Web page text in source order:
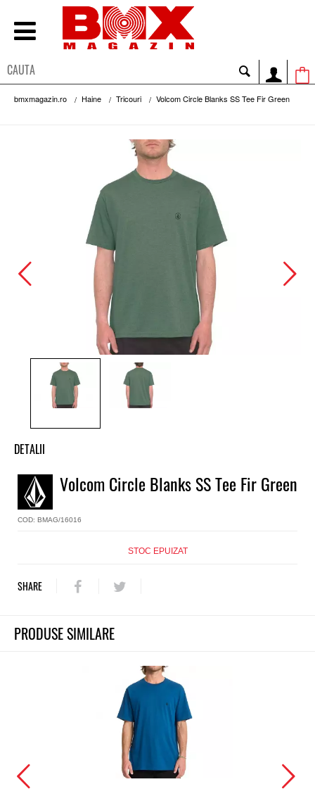
bmxmagazin.ro Haine Tricouri Volcom Circle Blanks SS Tee Fir Green
DETALII
Tricou baieti Volcom
Model
Circle Blanks SS Tee
Culoare
Classic fit
Volcom Circle Blanks SS Tee Fir Green
COD: BMAG/16016
STOC EPUIZAT
SHARE
PRODUSE SIMILARE